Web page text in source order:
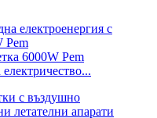
6000W Pem